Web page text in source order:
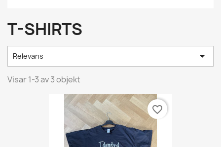
T-SHIRTS
Relevans 
Visar 1-3 av 3 objekt
favorite_border